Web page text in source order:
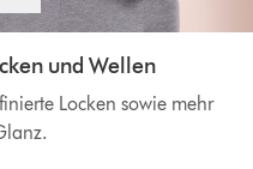
und Wellen
Locken sowie mehr